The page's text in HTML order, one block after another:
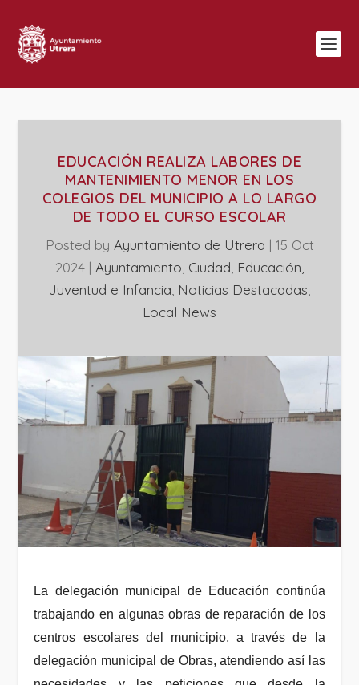
EDUCACIÓN REALIZA LABORES DE
MANTENIMIENTO MENOR EN LOS
COLEGIOS DEL MUNICIPIO A LO LARGO
DE TODO EL CURSO ESCOLAR
Posted by Ayuntamiento de Utrera | 15 Oct
2024 | Ayuntamiento Ciudad Educación,
Juventud e Infancia Noticias Destacadas
Local News
La delegación municipal de Educación continúa
trabajando en algunas obras de reparación de los
centros escolares del municipio, a través de la
delegación municipal de Obras, atendiendo así las